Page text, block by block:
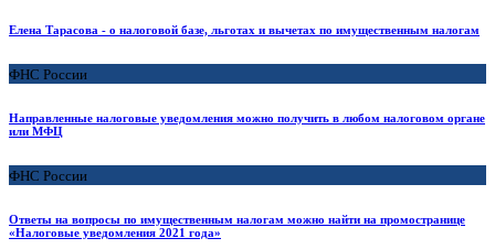
Елена Тарасова - о налоговой базе, льготах и вычетах по имущественным налогам
ФНС России
Направленные налоговые уведомления можно получить в любом налоговом органе
или МФЦ
ФНС России
Ответы на вопросы по имущественным налогам можно найти на промостранице
«Налоговые уведомления 2021 года»